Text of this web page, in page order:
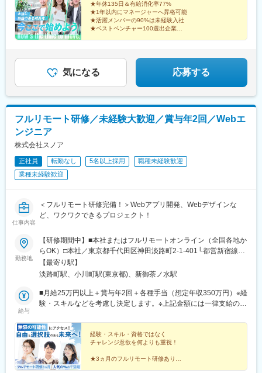
駅、西条駅(広島県)、尾道駅、下関駅、山口駅(山口県)、宇部駅、
鳥取駅、米子駅、境港駅、松江駅、出雲市駅、高知駅、古津賀
駅、ＪＲ松山駅前駅、今治駅、宇和島駅、高松駅(香川県)、丸亀
駅、徳島駅、阿南駅、鳴門駅、久留米駅、小倉駅(福岡県)、大牟田
宮崎駅、延岡駅、都城駅、鹿児島駅、熊本駅、佐賀駅、長崎駅(長
崎県)、佐世保駅、那覇空港駅(鉄道)、秋葉原駅、高田馬場駅、綾
瀬駅、豊田駅、溝の口駅、なんば駅(地下鉄)、心斎橋駅、天王寺
駅、金山駅(愛知県)、伏見駅(愛知県)、博多駅、中洲川端駅、山科
駅、久喜駅、本八幡駅(総武線)、大宮駅(埼玉県)、さっぽろ駅、函
館駅前駅、津軽五所川原駅、田茂山駅、あおば通駅、曽根田駅、
鷹巣駅、工機前駅、佐貫駅、宇都宮駅東口駅、今市駅、中央前橋
駅、西桐生駅、川口駅、北朝霞駅、新代田駅、蓮沼駅、西葛西
駅、牛田駅(東京都)、板橋区役所前駅、京王八王子駅、北品川駅、
赤羽岩淵駅、新宿駅(東京メトロ)、東池袋駅、不動前駅、住吉駅
(東京都)、六本木一丁目駅、布田駅、稲荷町駅(東京都)、立川北
駅、三越前駅、二重橋前駅、桜街道駅、京成船橋駅、京成千葉
駅、北習志野駅、野田市駅、京成成田駅、仲ノ町駅、逸見駅、新
高島駅、京急川崎駅、北茅ケ崎駅、和田塚駅、入谷駅(神奈川県)、
逗子・葉山駅、西松本駅、岩村田駅、南豊科駅、志貴野中学校前
駅、新魚津駅、北鉄金沢駅、福井駅、新浜松駅、新静岡駅、新豊
新可児駅、ＪＲ河内永和駅、大阪梅田駅(阪急線)、九条駅(京都
府)、田中口駅、山陽姫路駅、西宮駅、山陽明石駅、ハーバーラン
ド駅、宝塚南口駅、新伊丹駅、芦屋川駅、上栄町駅、新八日市
駅、倉敷駅、岡山駅前駅、電鉄出雲市駅、高知駅前駅、宮田町
駅前駅、熊本駅前駅、長崎駅前駅、佐世保中央駅、神泉駅、岩本
町駅、西早稲田駅、青井駅、高津駅(神奈川県)、大阪難波駅、四ツ
岡県)、櫛田神社前駅、京阪山科駅、本八幡駅(都営線)、北１２条
駅、松風町駅、広瀬通駅、東宿郷駅、下北沢駅、京成関屋駅、新
宿駅、都電雑司ケ谷駅、麻布十番駅、京成上野駅、立川南駅、茅
場町駅、京橋駅(東京都)、東海神駅、栄町駅(千葉県)、汐入駅、高
島町駅、電鉄富山駅、広小路駅(富山県)、七ツ屋駅、新福井駅、第
池袋駅、向原駅(東京都)、都電雑司ケ谷駅、赤羽駅、南千住駅、東
武練馬駅、光が丘駅、北千住駅、亀有駅、西葛西駅、吉祥寺駅、
井の頭公園駅、三鷹駅、府中競馬正門前駅、調布駅、町田駅、南
町田グランベリーパーク駅、豊田駅、国分寺駅、立川北駅、高松
よみうりランド駅、武蔵引田駅、新高島駅、横浜駅、元町・中華
街駅、伊勢佐木長者町駅、神奈川駅、新横浜駅、大倉山駅(神奈川
県)、新綱島駅、センター北駅、鴨居駅、たまプラーザ駅、長津田
駅、橋本駅(神奈川県)、上溝駅、相模大野駅、汐入駅、横須賀中央
駅、平塚駅、鎌倉駅、大船駅、藤沢駅、辻堂駅、石上駅、小田原
駅、鴨宮駅、茅ケ崎駅、逗子・葉山駅、三崎口駅、秦野駅、倉見
駅、中央林間駅、伊勢原駅、海老名駅(相模線)、相武台前駅、大雄
(神奈川県)、本郷台駅、鷺沼駅、古淵駅、京急久里浜駅、湘南台
駅、社家駅、大和駅(神奈川県)、厚木駅、座間駅、かしわ台駅、二
新宿駅、西早稲田駅、春日駅(東京都)、上野広小路駅、とうきょう
スカイツリー駅、国際展示場駅、亀戸水神駅、五反田駅、九品仏
官山駅、要町駅、東池袋駅、牛田駅(東京都)、府中駅(東京都)、京
王多摩川駅、立川駅、京王八王子駅、京王口ステイション駅、高
島町駅、平沼橋駅、馬車道駅、石川町駅、日ノ出町駅、綱島駅、
センター南駅、武蔵小杉駅、高津駅(神奈川県)、登戸駅、横須賀
駅、緑町駅、北茅ケ崎駅、逗子駅、海老名駅(相鉄・小田急)、鶴見
駅、入谷駅(神奈川県)、台場駅、茅場町駅、赤坂見附駅、麻布十番
駅、内幸町駅、東新宿駅、新宿西口駅、下落合駅、御徒町駅、曳
動前駅、表参道駅、代々木公園駅、東池袋四丁目駅、京成関屋
駅、府中本町駅、立川南駅、日本大通り駅、関内駅、八丁畷駅、
武蔵溝ノ口駅、柳小路駅、お台場海浜公園駅
★年休135日＆有給消化率77%
★1年以内にマネージャーへ昇格可能
★活躍メンバーの90%は未経験入社
★ベストベンチャー100選出企業
気になる 応募する
フルリモート研修／未経験大歓迎／賞与年2回／Webエ
ンジニア
株式会社スノア
正社員 転勤なし 5名以上採用
職種未経験歓迎
業種未経験歓迎
仕事内容
＜フルリモート研修完備！＞Webアプリ開発、Webデザインな
ど、ワクワクできるプロジェクト！
勤務地
【研修期間中】■本社またはフルリモートオンライン（全国各地か
らOK）□本社／東京都千代田区神田淡路町2-1-401└都営新宿線
「小川町駅」より徒歩1分└東京メトロ丸ノ内線「淡路町駅」より
徒歩2分└東京メトロ千代田線「新御茶ノ水駅」より徒歩3【研修
地は希望を考慮します。※転居を伴う転勤はありません。※すべて
徒歩10分以内の駅チカオフィスです。※フルリモート・在宅勤
【最寄り駅】
淡路町駅、小川町駅(東京都)、新御茶ノ水駅
給与
■月給25万円以上＋賞与年2回＋各種手当（想定年収350万円）※経
験・スキルなどを考慮し決定します。※上記金額には一律支給の住
（期間中は月給23万円以上で、その他の待遇に変更なし）☆経験
がある方は、現職・前職給与を考慮します。☆明確な評価制度あ
り。個人の頑張りに応じて評価します。【年収アップイメージ】
年収450万円（未経験入社2年目）年収590万円（未経験入社3年
目）年収770万円（未経験入社5年目）
経験・スキル・資格ではなく
チャレンジ意欲を何よりも重視！
★3ヵ月のフルリモート研修あり！